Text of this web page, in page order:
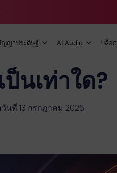
ญญาประดิษฐ์ AI Audio บล็อก
นเท่าใด?
นที่ 13 กรกฎาคม 2026